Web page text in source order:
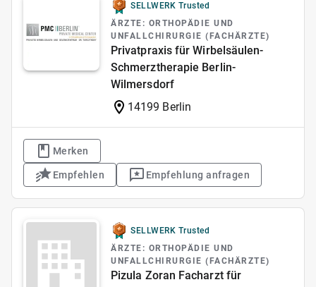
SELLWERK Trusted
ÄRZTE: ORTHOPÄDIE UND
UNFALLCHIRURGIE (FACHÄRZTE)
Privatpraxis für Wirbelsäulen-
Schmerztherapie Berlin-
Wilmersdorf
14199 Berlin
Merken
Empfehlen Empfehlung anfragen
SELLWERK Trusted
ÄRZTE: ORTHOPÄDIE UND
UNFALLCHIRURGIE (FACHÄRZTE)
Pizula Zoran Facharzt für